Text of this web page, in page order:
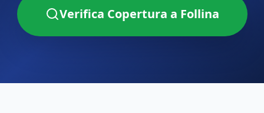
Verifica Copertura a Follina